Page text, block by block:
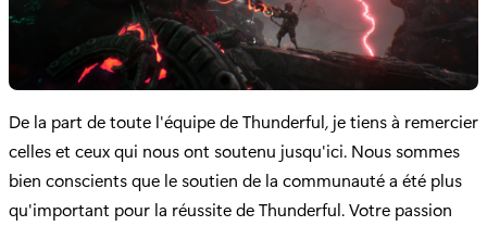
De la part de toute l'équipe de Thunderful, je tiens à remercier
celles et ceux qui nous ont soutenu jusqu'ici. Nous sommes
bien conscients que le soutien de la communauté a été plus
qu'important pour la réussite de Thunderful. Votre passion